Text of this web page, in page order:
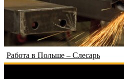
Работа в Польше – Слесарь